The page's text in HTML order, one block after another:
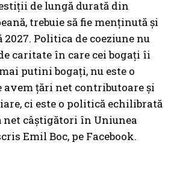
de lungă durată din
trebuie să fie menținută și
Politica de coeziune nu
caritate în care cei bogați îi
putini bogați, nu este o
țări net contributoare și
ci este o politică echilibrată
net câștigători în Uniunea
Emil Boc, pe Facebook.